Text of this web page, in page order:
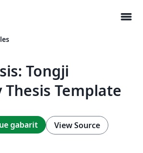
menu
Tongji
Template
gabarit
View Source